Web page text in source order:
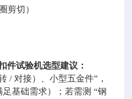
切）
件试验机选型建议：
/ 对接）、小型五金件”，
基础需求）；若需测 “钢